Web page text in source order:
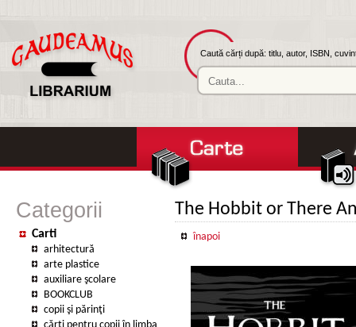
Caută cărți după: titlu, autor, ISBN,
Categorii
Carti
arhitectură
arte plastice
auxiliare şcolare
BOOKCLUB
copii şi părinţi
The Hobbit or There
înapoi